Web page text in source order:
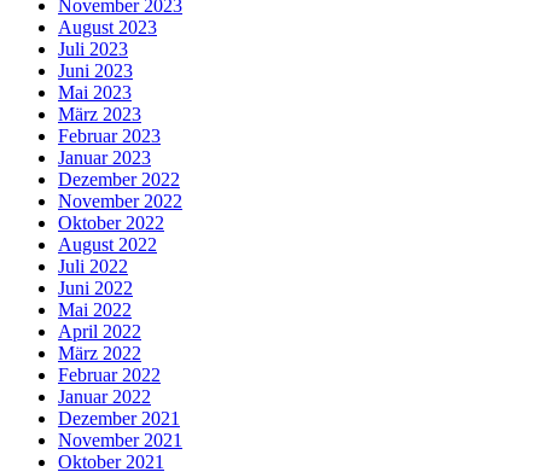
November 2023
August 2023
Juli 2023
Juni 2023
Mai 2023
März 2023
Februar 2023
Januar 2023
Dezember 2022
November 2022
Oktober 2022
August 2022
Juli 2022
Juni 2022
Mai 2022
April 2022
März 2022
Februar 2022
Januar 2022
Dezember 2021
November 2021
Oktober 2021